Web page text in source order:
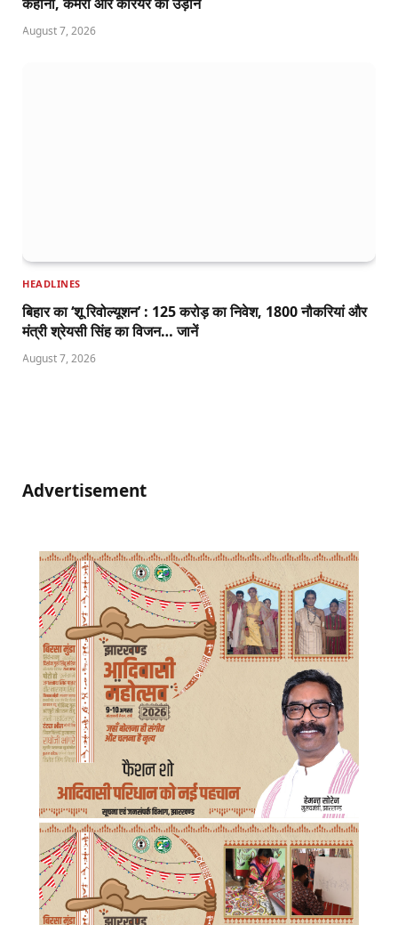
August 7, 2026
HEADLINES
बिहार का ‘शू रिवोल्यूशन’ : 125 करोड़ का निवेश, 1800 नौकरियां और
मंत्री श्रेयसी सिंह का विजन… जानें
August 7, 2026
Advertisement